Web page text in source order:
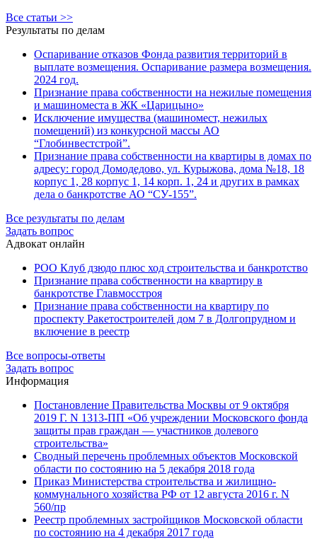
Все статьи >>
Результаты по делам
Оспаривание отказов Фонда развития территорий в
выплате возмещения. Оспаривание размера возмещения.
2024 год.
Признание права собственности на нежилые помещения
и машиноместа в ЖК «Царицыно»
Исключение имущества (машиномест, нежилых
помещений) из конкурсной массы АО
“Глобинвестстрой”.
Признание права собственности на квартиры в домах по
адресу: город Домодедово, ул. Курыжова, дома №18, 18
корпус 1, 28 корпус 1, 14 корп. 1, 24 и других в рамках
дела о банкротстве АО “СУ-155”.
Все результаты по делам
Задать вопрос
Адвокат онлайн
РОО Клуб дзюдо плюс ход строительства и банкротство
Признание права собственности на квартиру в
банкротстве Главмосстроя
Признание права собственности на квартиру по
проспекту Ракетостроителей дом 7 в Долгопрудном и
включение в реестр
Все вопросы-ответы
Задать вопрос
Информация
Постановление Правительства Москвы от 9 октября
2019 Г. N 1313-ПП «Об учреждении Московского фонда
защиты прав граждан — участников долевого
строительства»
Сводный перечень проблемных объектов Московской
области по состоянию на 5 декабря 2018 года
Приказ Министерства строительства и жилищно-
коммунального хозяйства РФ от 12 августа 2016 г. N
560/пр
Реестр проблемных застройщиков Московской области
по состоянию на 4 декабря 2017 года